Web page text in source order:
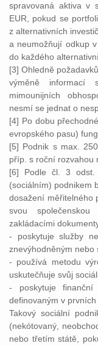
spravovaná aktiva v
EUR, pokud se
z alternativních
a neumožňují odkup
do každého
[3] Ohledně
výměně informací
mimounijních
nesmí se jednat o
[4] Po dobu
evropského pasu)
[5] Podnik s max.
příp. s roční rozvahou
[6] Podle čl. 3 odst.
(sociálním) podnikem
dosažení měřitelného
svou
zakládacími
- poskytuje služby
znevýhodněným nebo
- používá metodu
uskutečňuje svůj
- poskytuje finanční
definovaným v prvních
Takový sociální
(nekótovaný,
nebo třetím státě,